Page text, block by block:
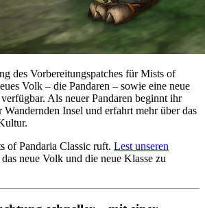
des Vorbereitungspatches für Mists of
Volk – die Pandaren – sowie eine neue
Als neuer Pandaren beginnt ihr
Wandernden Insel und erfahrt mehr über das
of Pandaria Classic ruft. Lest unseren
neue Volk und die neue Klasse zu